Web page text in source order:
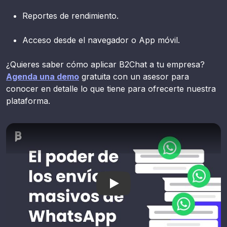
Reportes de rendimiento.
Acceso desde el navegador o App móvil.
¿Quieres saber cómo aplicar B2Chat a tu empresa?
Agenda una demo gratuita con un asesor para
conocer en detalle lo que tiene para ofrecerte nuestra
plataforma.
El poder de los envíos